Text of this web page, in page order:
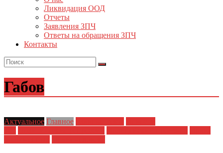
Ликвидация ООД
Отчеты
Заявления ЗПЧ
Ответы на обращения ЗПЧ
Контакты
Габов
Актуальное Главное